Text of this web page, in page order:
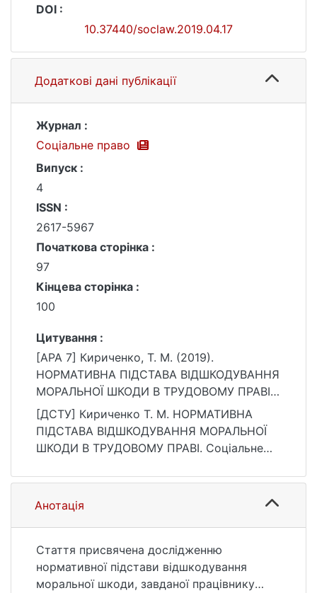
DOI :
10.37440/soclaw.2019.04.17
Додаткові дані публікації
Журнал :
Соціальне право
Випуск :
4
ISSN :
2617-5967
Початкова сторінка :
97
Кінцева сторінка :
100
Цитування :
[APA 7] Кириченко, Т. М. (2019).
НОРМАТИВНА ПІДСТАВА ВІДШКОДУВАННЯ
МОРАЛЬНОЇ ШКОДИ В ТРУДОВОМУ ПРАВІ.
Соціальне право, (4), 97–100.
https://doi.org/10.37440/soclaw.2019.04.17
[ДСТУ] Кириченко Т. М. НОРМАТИВНА
ПІДСТАВА ВІДШКОДУВАННЯ МОРАЛЬНОЇ
ШКОДИ В ТРУДОВОМУ ПРАВІ. Соціальне
10.37440/soclaw.2019.04.17 (дата
звернення: 25.07.2026).
Анотація
Стаття присвячена дослідженню
нормативної підстави відшкодування
моральної шкоди, завданої працівнику